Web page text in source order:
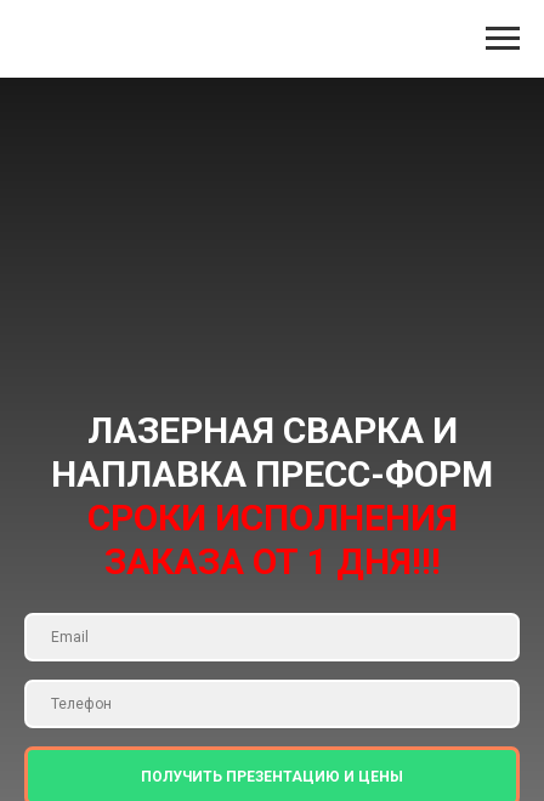
ЛАЗЕРНАЯ СВАРКА И
НАПЛАВКА ПРЕСС-ФОРМ
СРОКИ ИСПОЛНЕНИЯ
ЗАКАЗА ОТ 1 ДНЯ!!!
ПОЛУЧИТЬ ПРЕЗЕНТАЦИЮ И ЦЕНЫ